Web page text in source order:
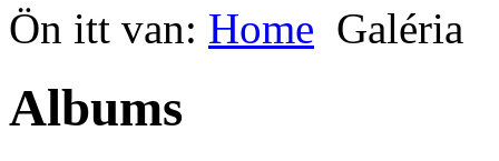
Ön itt van: Home Galéria
Albums